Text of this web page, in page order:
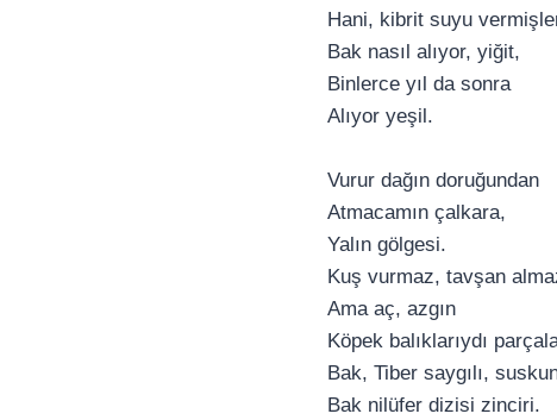
Hani, kibrit suyu
Bak nasıl alıyor, yiğit,
Binlerce yıl da sonra
Alıyor yeşil.
Vurur dağın doruğundan
Atmacamın çalkara,
Yalın gölgesi.
Kuş vurmaz, tavşan
Ama aç, azgın
Köpek balıklarıydı
Bak, Tiber saygılı,
Bak nilüfer dizisi zinciri.